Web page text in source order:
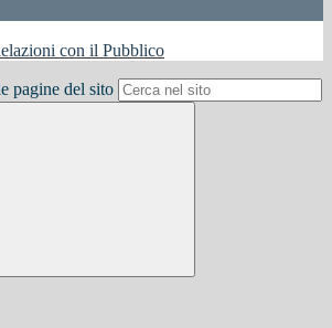
con il Pubblico
pagine del sito